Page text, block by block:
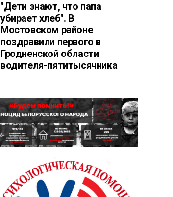
"Дети знают, что папа
убирает хлеб". В
Мостовском районе
поздравили первого в
Гродненской области
водителя-пятитысячника